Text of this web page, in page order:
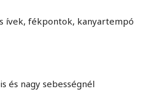
ívek, fékpontok, kanyartempó
és nagy sebességnél